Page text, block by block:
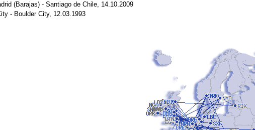
(Barajas) - Santiago de Chile, 14.10.2009
- Boulder City, 12.03.1993